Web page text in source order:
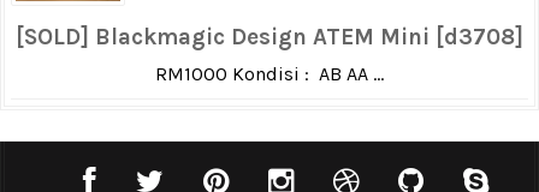
[SOLD] Blackmagic Design ATEM Mini [d3708]
RM1000 Kondisi : AB AA ...